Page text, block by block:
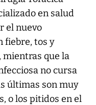
en salud
el nuevo
fiebre, tos y
mientras que la
no cursa
últimas son muy
o los pitidos en el